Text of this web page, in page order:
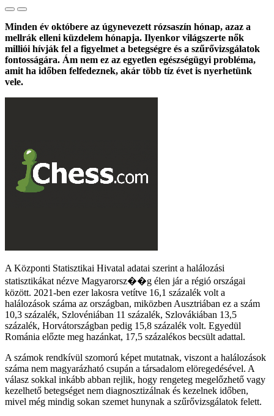
Minden év októbere az úgynevezett rózsaszín hónap, azaz a
mellrák elleni küzdelem hónapja. Ilyenkor világszerte nők
milliói hívják fel a figyelmet a betegségre és a szűrővizsgálatok
fontosságára. Ám nem ez az egyetlen egészségügyi probléma,
amit ha időben felfedeznek, akár több tíz évet is nyerhetünk
vele.
A Központi Statisztikai Hivatal adatai szerint a halálozási
statisztikákat nézve Magyarorsz��g élen jár a régió országai
között. 2021-ben ezer lakosra vetítve 16,1 százalék volt a
halálozások száma az országban, miközben Ausztriában ez a szám
10,3 százalék, Szlovéniában 11 százalék, Szlovákiában 13,5
százalék, Horvátországban pedig 15,8 százalék volt. Egyedül
Románia előzte meg hazánkat, 17,5 százalékos becsült adattal.
A számok rendkívül szomorú képet mutatnak, viszont a halálozások
száma nem magyarázható csupán a társadalom elöregedésével. A
válasz sokkal inkább abban rejlik, hogy rengeteg megelőzhető vagy
kezelhető betegséget nem diagnosztizálnak és kezelnek időben,
mivel még mindig sokan szemet hunynak a szűrővizsgálatok felett.